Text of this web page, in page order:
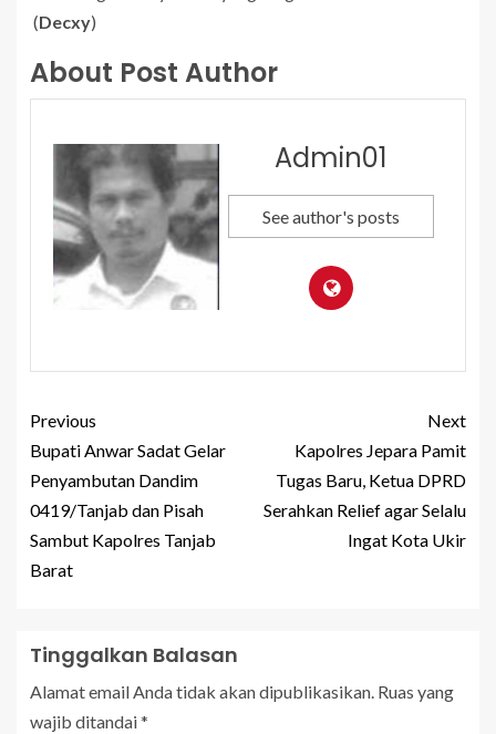
(Decxy)
About Post Author
Admin01
See author's posts
Previous
Bupati Anwar Sadat Gelar
Penyambutan Dandim
0419/Tanjab dan Pisah
Sambut Kapolres Tanjab
Barat
Next
Kapolres Jepara Pamit
Tugas Baru, Ketua DPRD
Serahkan Relief agar Selalu
Ingat Kota Ukir
Tinggalkan Balasan
Alamat email Anda tidak akan dipublikasikan. Ruas yang
wajib ditandai*